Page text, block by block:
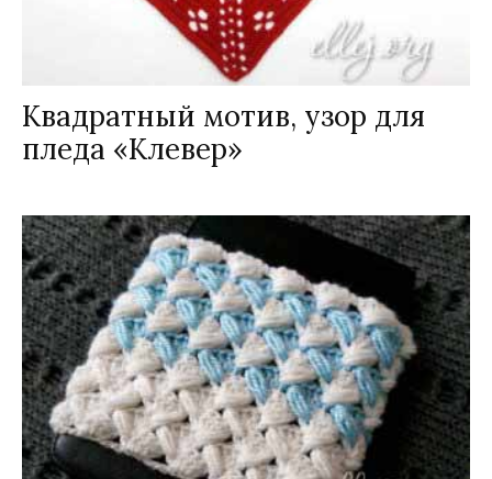
Квадратный мотив, узор для
пледа «Клевер»